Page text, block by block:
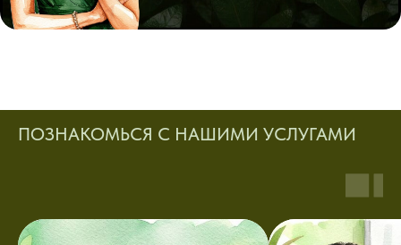
ПОЗНАКОМЬСЯ С НАШИМИ УСЛУГАМИ